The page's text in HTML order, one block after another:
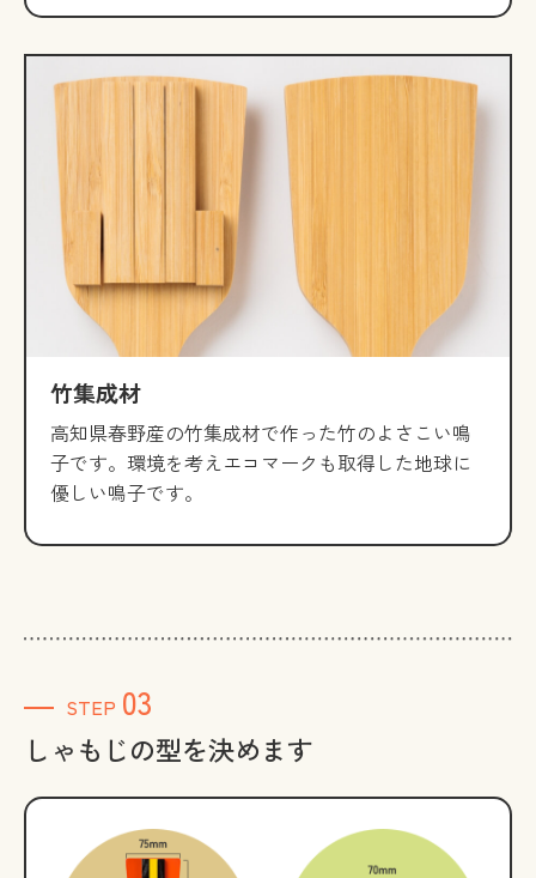
竹集成材
高知県春野産の竹集成材で作った竹のよさこい鳴
子です。環境を考えエコマークも取得した地球に
優しい鳴子です。
STEP 03
しゃもじの型を決めます